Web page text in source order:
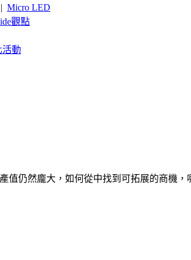
| Micro LED
觀點
活動
值仍然龐大，如何從中找到可拓展的商機